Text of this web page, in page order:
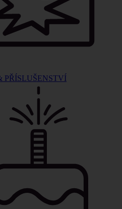
PŘÍSLUŠENSTVÍ